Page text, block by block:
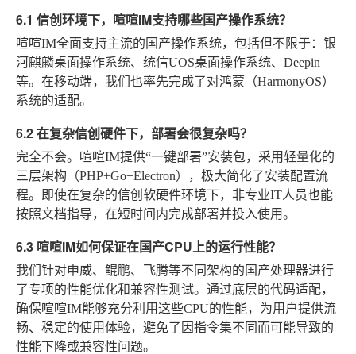
6.1 信创环境下，喧喧IM支持哪些国产操作系统？
喧喧IM全面支持主流的国产操作系统，包括但不限于：银
河麒麟桌面操作系统、统信UOS桌面操作系统、Deepin
等。在移动端，我们也率先完成了对鸿蒙（HarmonyOS）
系统的适配。
6.2 在复杂信创硬件下，部署会很复杂吗？
完全不会。喧喧IM提供“一键部署”安装包，采用轻量化的
三层架构（PHP+Go+Electron），极大简化了安装配置流
程。即使在复杂的信创软硬件环境下，非专业IT人员也能
按照文档指导，在短时间内完成部署并投入使用。
6.3 喧喧IM如何保证在国产CPU上的运行性能？
我们针对申威、鲲鹏、飞腾等不同架构的国产处理器进行
了专项的性能优化和兼容性测试。通过底层的代码适配，
确保喧喧IM能够充分利用这些CPU的性能，为用户提供流
畅、稳定的使用体验，避免了因指令集不同而可能导致的
性能下降或兼容性问题。